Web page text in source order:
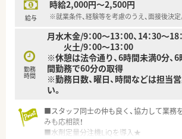
給与
時給2,000円～2,500円
※就業条件、経験等を考慮のうえ、面接後決定
勤務
時間
月水木金/9：00～13：00、14：30～18
火土/9：00～13：00
※休憩は法令通り、6時間未満0分、6
間勤務で60分の取得
※勤務日数、曜日、時間などは担当
い。
■スタッフ同士の仲も良く、協力して業務
みも応相談！
■水剤定量分注機LiQを導入★